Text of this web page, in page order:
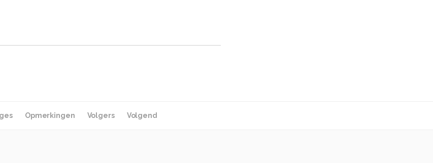
Opmerkingen Volgers Volgend